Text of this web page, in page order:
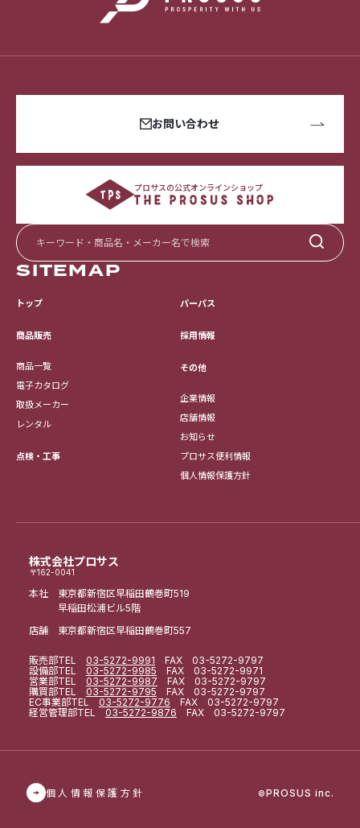
株式会社プロサス
〒162-0041
本社 東京都新宿区早稲田鶴巻町519
早稲田松浦ビル5階
店舗 東京都新宿区早稲田鶴巻町557
販売部TEL 03-5272-9991 FAX 03-5272-9797
設備部TEL 03-5272-9985 FAX 03-5272-9971
営業部TEL 03-5272-9987 FAX 03-5272-9797
購買部TEL 03-5272-9795 FAX 03-5272-9797
EC事業部TEL 03-5272-9776 FAX 03-5272-9797
経営管理部TEL 03-5272-9876 FAX 03-5272-9797
お問い合わせ
プロサスの公式オンラインショップ
SITEMAP
トップ
商品販売
商品一覧
電子カタログ
取扱メーカー
レンタル
点検・工事
パーパス
採用情報
その他
企業情報
店舗情報
お知らせ
プロサス便利情報
個人情報保護方針
個人情報保護方針 ©PROSUS inc.